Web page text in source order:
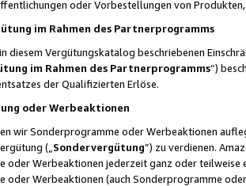
oder Vorbestellungen von
im Rahmen des Partnerprogramms
diesem Vergütungskatalog beschriebenen
im Rahmen des Partnerprogramms“)
der Qualifizierten Erlöse.
oder Werbeaktionen
wir Sonderprogramme oder Werbeaktionen
(„ Sondervergütung”) zu verdienen.
oder Werbeaktionen jederzeit ganz oder
oder Werbeaktionen (auch Sonderprogramme